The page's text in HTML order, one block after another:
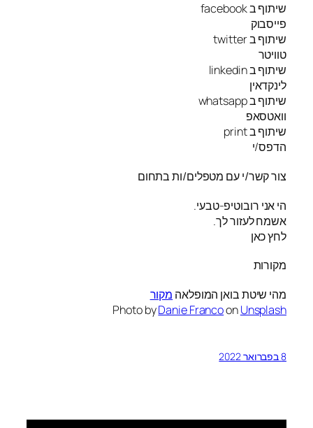
שיתוף ב facebook
פייסבוק
שיתוף ב twitter
טוויטר
שיתוף ב linkedin
לינקדאין
שיתוף ב whatsapp
וואטסאפ
שיתוף ב print
הדפס/י
צור קשר/י עם מטפלים/ות בתחום
הי אני רובוטיפ-טבעי.
אשמח לעזור לך.
לחץ כאן
מקורות
מהי שיטת בואן המופלאה מקור
Photo byDanie FrancoonUnsplash
8 בפברואר 2022